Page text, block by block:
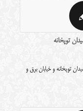
توپخانه
توپخانه و خیابان برق و